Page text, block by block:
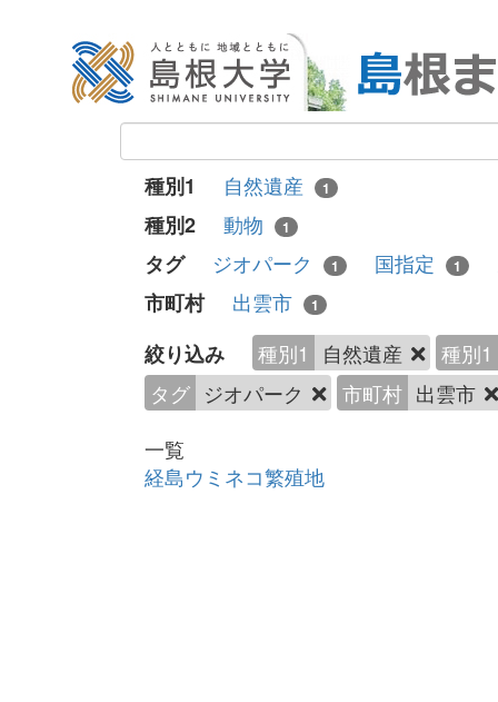
種別1 自然遺産 1
種別2 動物 1
タグ ジオパーク 1 国指定 1
市町村
出雲市 1
絞り込み 種別1 自然遺産
種別1
タグ ジオパーク 市町村 出雲市
一覧
経島ウミネコ繁殖地